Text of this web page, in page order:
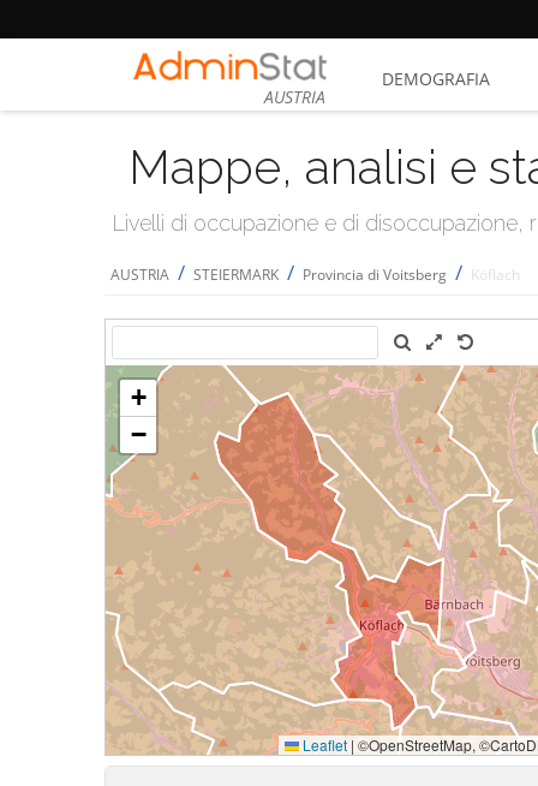
AUSTRIA
DEMOGRAFIA
Mappe, analisi e
Livelli di occupazione e di
AUSTRIA / STEIERMARK / Provincia di Voitsberg / Köflach